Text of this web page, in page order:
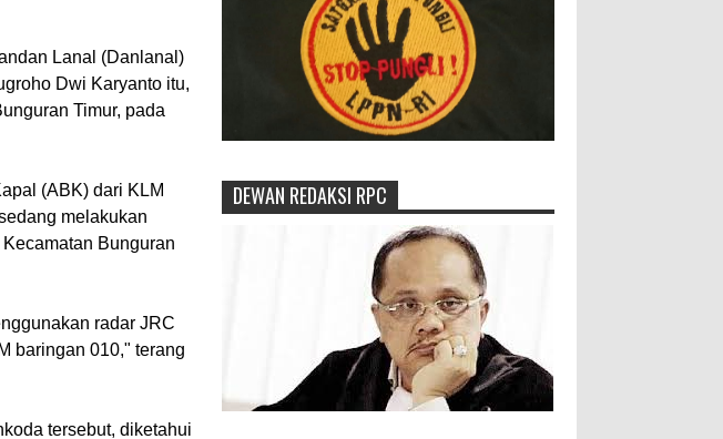
Lanal (Danlanal)
Dwi Karyanto itu,
Timur, pada
(ABK) dari KLM
melakukan
Bunguran
radar JRC
baringan 010," terang
tersebut, diketahui
DEWAN REDAKSI RPC